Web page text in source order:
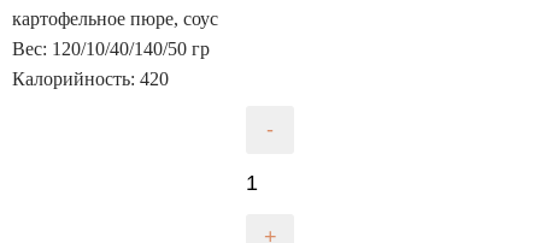
картофельное пюре, соус
Вес: 120/10/40/140/50 гр
Калорийность: 420
Котлета
-
+